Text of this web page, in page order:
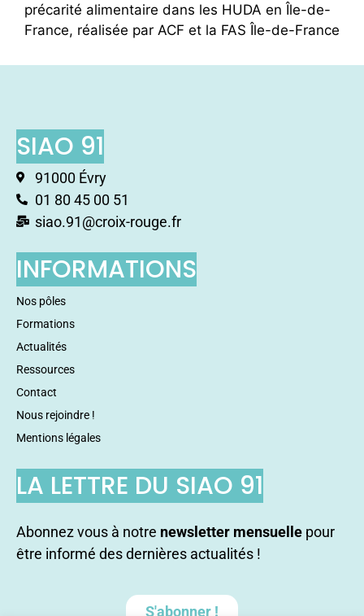
précarité alimentaire dans les HUDA en Île-de-
France, réalisée par ACF et la FAS Île-de-France
SIAO 91
91000 Évry
01 80 45 00 51
siao.91@croix-rouge.fr
INFORMATIONS
Nos pôles
Formations
Actualités
Ressources
Contact
Nous rejoindre !
Mentions légales
LA LETTRE DU SIAO 91
Abonnez vous à notre newsletter mensuelle pour
être informé des dernières actualités !
S'abonner !